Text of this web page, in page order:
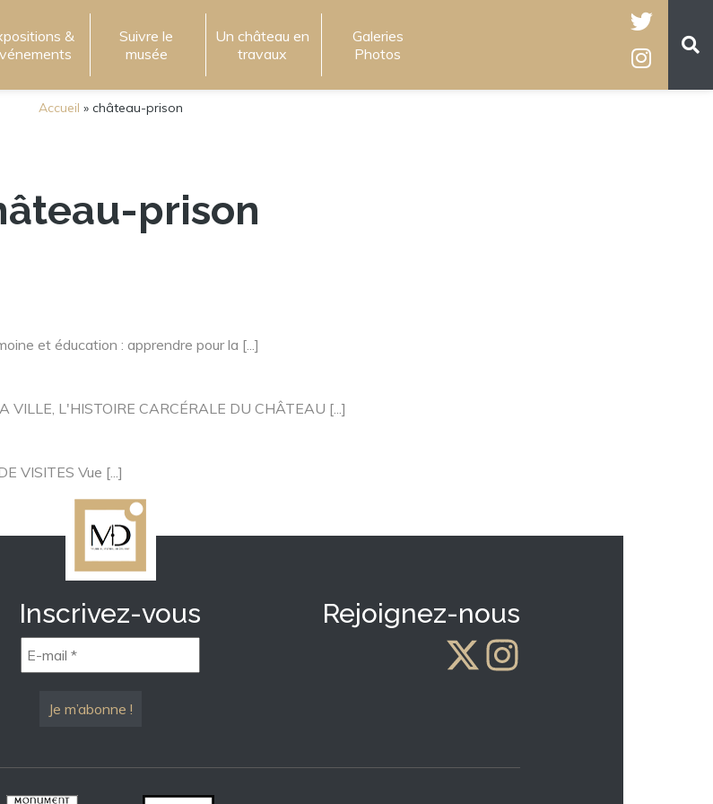
&
Suivre le
musée
Un château en
travaux
Galeries
Photos
Accueil » château-prison
prison
et éducation : apprendre pour la [...]
L'HISTOIRE CARCÉRALE DU CHÂTEAU [...]
VISITES Vue [...]
Inscrivez-vous Rejoignez-nous